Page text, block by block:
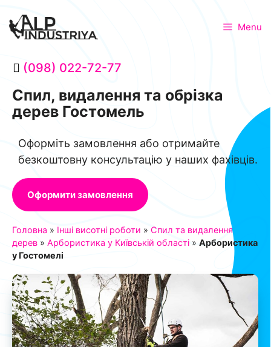
Menu
(098) 022-72-77
Спил, видалення та обрізка
дерев Гостомель
Оформіть замовлення або отримайте
безкоштовну консультацію у наших фахівців.
Оформити замовлення
Головна » Інші висотні роботи » Спил та видалення
дерев » Арбористика у Київській області » Арбористика
у Гостомелі